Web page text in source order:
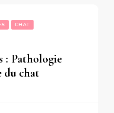
CHAT
: Pathologie
du chat